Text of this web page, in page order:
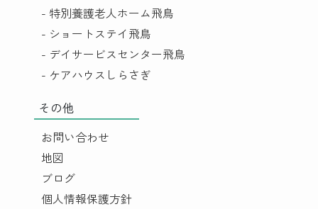
- 特別養護老人ホーム飛鳥
- ショートステイ飛鳥
- デイサービスセンター飛鳥
- ケアハウスしらさぎ
その他
お問い合わせ
地図
ブログ
個人情報保護方針